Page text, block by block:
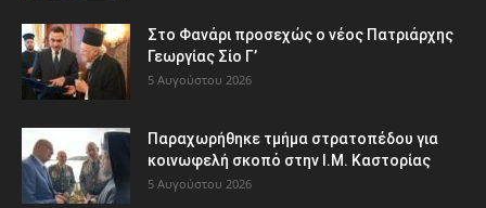
Στο Φανάρι προσεχώς ο νέος Πατριάρχης
Γεωργίας Σίο Γ’
5 Αυγούστου 2026
Παραχωρήθηκε τμήμα στρατοπέδου για
κοινωφελή σκοπό στην Ι.Μ. Καστορίας
5 Αυγούστου 2026